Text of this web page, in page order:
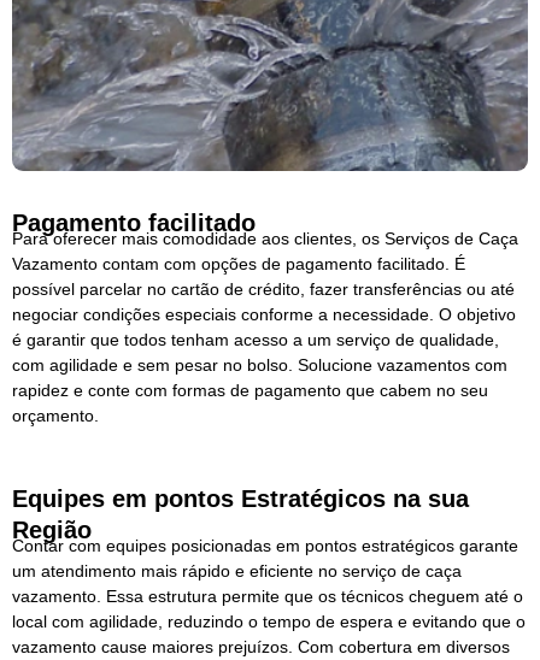
Pagamento facilitado
Para oferecer mais comodidade aos clientes, os Serviços de Caça
Vazamento contam com opções de pagamento facilitado. É
possível parcelar no cartão de crédito, fazer transferências ou até
negociar condições especiais conforme a necessidade. O objetivo
é garantir que todos tenham acesso a um serviço de qualidade,
com agilidade e sem pesar no bolso. Solucione vazamentos com
rapidez e conte com formas de pagamento que cabem no seu
orçamento.
Equipes em pontos Estratégicos na sua
Região
Contar com equipes posicionadas em pontos estratégicos garante
um atendimento mais rápido e eficiente no serviço de caça
vazamento. Essa estrutura permite que os técnicos cheguem até o
local com agilidade, reduzindo o tempo de espera e evitando que o
vazamento cause maiores prejuízos. Com cobertura em diversos